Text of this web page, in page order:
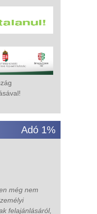
Adó 1%
még nem
felajánlásáról,